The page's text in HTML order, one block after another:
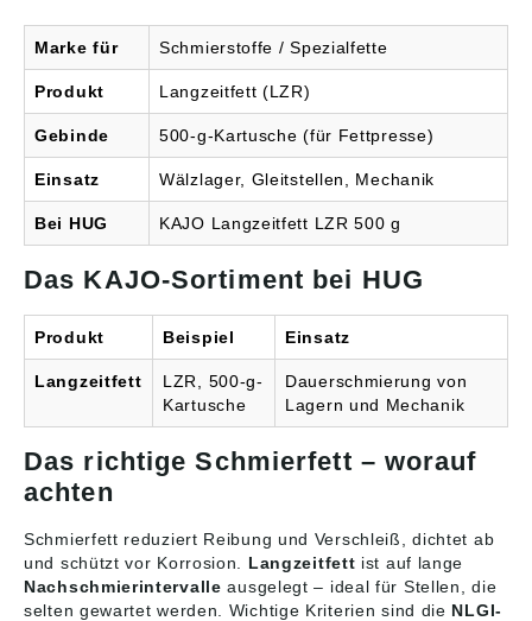
Marke für Schmierstoffe / Spezialfette
Produkt Langzeitfett (LZR)
Gebinde 500-g-Kartusche (für Fettpresse)
Einsatz Wälzlager, Gleitstellen, Mechanik
Bei HUG KAJO Langzeitfett LZR 500 g
Das KAJO-Sortiment bei HUG
Produkt Beispiel Einsatz
Langzeitfett
LZR, 500-g-
Kartusche
Dauerschmierung von
Lagern und Mechanik
Das richtige Schmierfett – worauf
achten
Schmierfett reduziert Reibung und Verschleiß, dichtet ab
und schützt vor Korrosion. Langzeitfett ist auf lange
Nachschmierintervalle ausgelegt – ideal für Stellen, die
selten gewartet werden. Wichtige Kriterien sind die NLGI-